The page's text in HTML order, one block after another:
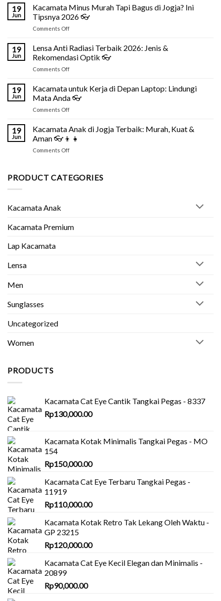
Ada
Optik
24
Jam
Jogja?
Cek
👓
19
Jun
Kacamata Minus Murah Tapi Bagus di Jogja? Ini
Tipsnya 2026 👓
Comments Offon
Minus
Murah
Tapi
Bagus
Jogja?
Ini
Tipsnya
19
Jun
Lensa Anti Radiasi Terbaik 2026: Jenis &
Rekomendasi Optik 👓
Comments Offon
Anti
Radiasi
Terbaik
2026:
&
Rekomendasi
19
Jun
Kacamata untuk Kerja di Depan Laptop: Lindungi
Mata Anda 👓
Comments Offon
untuk
Kerja
Depan
Mata
19
Jun
Kacamata Anak di Jogja Terbaik: Murah, Kuat &
Aman 👓👦👧
Comments Offon
di
Aman
PRODUCT CATEGORIES
Kacamata Anak
Kacamata Premium
Lap Kacamata
Lensa
Men
Sunglasses
Uncategorized
Women
PRODUCTS
Kacamata Cat Eye Cantik Tangkai Pegas - 8337
Rp130,000.00
Kacamata Kotak Minimalis Tangkai Pegas - MO
154
Rp150,000.00
Kacamata Cat Eye Terbaru Tangkai Pegas -
11919
Rp110,000.00
Kacamata Kotak Retro Tak Lekang Oleh Waktu -
GP 23215
Rp120,000.00
Kacamata Cat Eye Kecil Elegan dan Minimalis -
20899
Rp90,000.00